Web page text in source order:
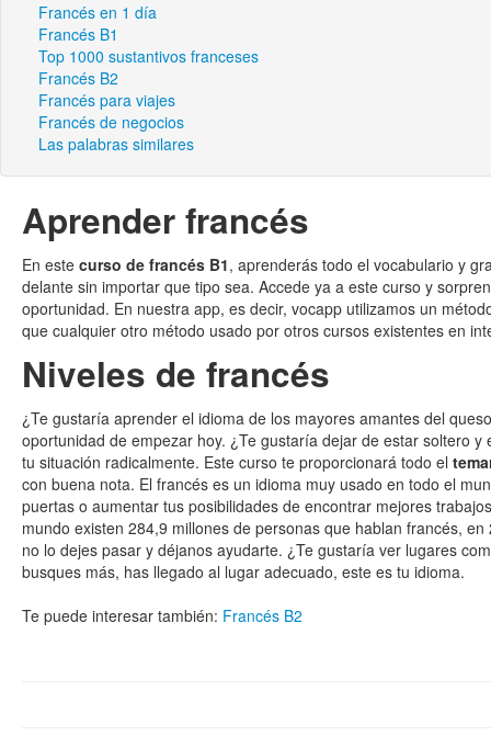
Francés en 1 día
Francés B1
Top 1000 sustantivos franceses
Francés B2
Francés para viajes
Francés de negocios
Las palabras similares
Aprender francés
En este curso de francés B1, aprenderás todo el vocabulario y
delante sin importar que tipo sea. Accede ya a este curso y
oportunidad. En nuestra app, es decir, vocapp utilizamos un
que cualquier otro método usado por otros cursos existentes en
Niveles de francés
¿Te gustaría aprender el idioma de los mayores amantes del
oportunidad de empezar hoy. ¿Te gustaría dejar de estar soltero
tu situación radicalmente. Este curso te proporcionará todo el
con buena nota. El francés es un idioma muy usado en todo el
puertas o aumentar tus posibilidades de encontrar mejores
mundo existen 284,9 millones de personas que hablan francés,
no lo dejes pasar y déjanos ayudarte. ¿Te gustaría ver lugares
busques más, has llegado al lugar adecuado, este es tu idioma.
Te puede interesar también: Francés B2